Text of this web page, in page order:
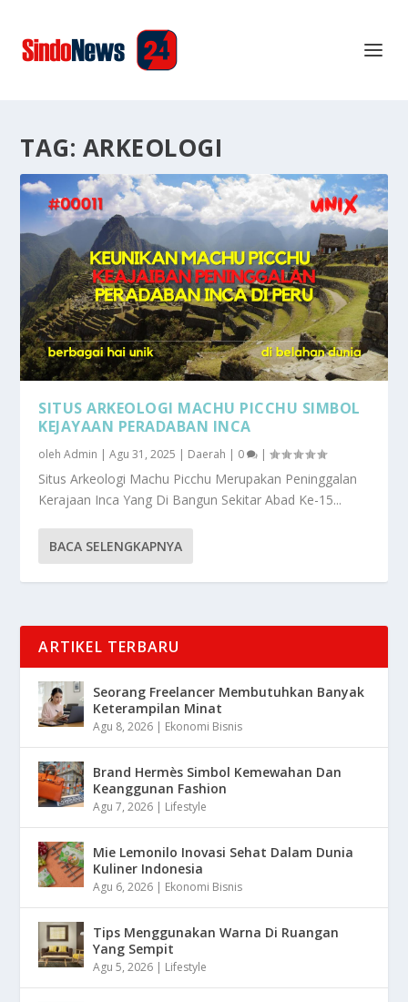
TAG: ARKEOLOGI
SITUS ARKEOLOGI MACHU PICCHU SIMBOL
KEJAYAAN PERADABAN INCA
olehAdmin |Agu 31, 2025 | Daerah | 0 |
Situs Arkeologi Machu Picchu Merupakan Peninggalan
Kerajaan Inca Yang Di Bangun Sekitar Abad Ke-15...
BACA SELENGKAPNYA
ARTIKEL TERBARU
Seorang Freelancer Membutuhkan Banyak
Keterampilan Minat
Agu 8, 2026 | Ekonomi Bisnis
Brand Hermès Simbol Kemewahan Dan
Keanggunan Fashion
Agu 7, 2026 | Lifestyle
Mie Lemonilo Inovasi Sehat Dalam Dunia
Kuliner Indonesia
Agu 6, 2026 | Ekonomi Bisnis
Tips Menggunakan Warna Di Ruangan
Yang Sempit
Agu 5, 2026 | Lifestyle